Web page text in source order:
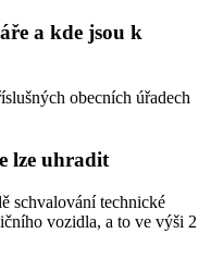
a kde jsou k
obecních úřadech
lze uhradit
schvalování technické
vozidla, a to ve výši 2